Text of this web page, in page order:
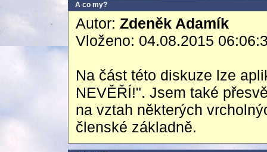
A co my?
Autor: Zdeněk Adamík
Vloženo: 04.08.2015
Na část této diskuze lze
NEVĚŘÍ!". Jsem také
na vztah některých
členské základně.